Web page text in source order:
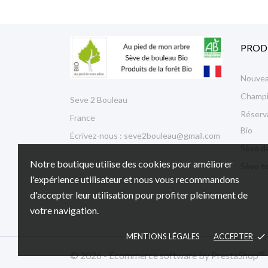
Notre boutique utilise des cookies pour améliorer
l'expérience utilisateur et nous vous recommandons
d'accepter leur utilisation pour profiter pleinement de
votre navigation.
MENTIONS LÉGALES ACCEPTER done
Seve 2 Bouleau
France
Écrivez-nous : seve2bouleau@gmail.com
Bio
Sève
Sève
© 2026 - Ecommerce software by PrestaShop™